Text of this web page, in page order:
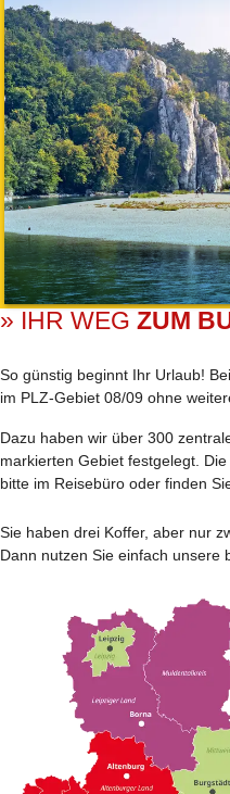
» IHR WEG ZUM
So günstig beginnt Ihr Urlaub!
im PLZ-Gebiet 08/09 ohne
Dazu haben wir über 300
markierten Gebiet festgelegt.
bitte im Reisebüro oder finden
Sie haben drei Koffer, aber nur
Dann nutzen Sie einfach unsere